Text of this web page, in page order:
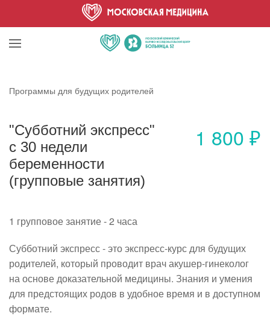
Программы для будущих родителей
"Субботний экспресс"
с 30 недели
беременности
(групповые занятия)
1 800 ₽
1 групповое занятие - 2 часа
Субботний экспресс - это экспресс-курс для будущих
родителей, который проводит врач акушер-гинеколог
на основе доказательной медицины. Знания и умения
для предстоящих родов в удобное время и в доступном
формате.